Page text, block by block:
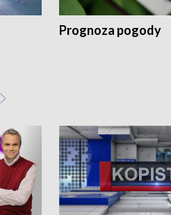
Prognoza pogody